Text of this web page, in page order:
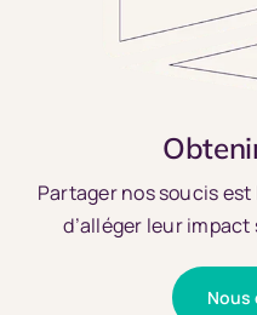
Partager nos soucis
d’alléger leur